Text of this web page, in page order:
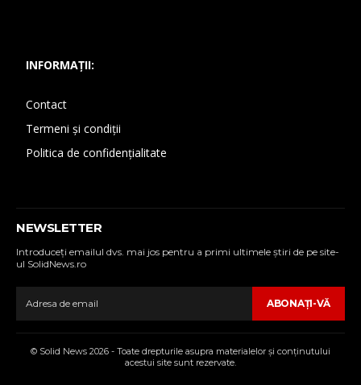
INFORMAȚII:
Contact
Termeni și condiții
Politica de confidențialitate
NEWSLETTER
Introduceţi emailul dvs. mai jos pentru a primi ultimele ştiri de pe site-
ul SolidNews.ro
ABONAŢI-VĂ
© Solid News 2026 - Toate drepturile asupra materialelor şi conţinutului
acestui site sunt rezervate.